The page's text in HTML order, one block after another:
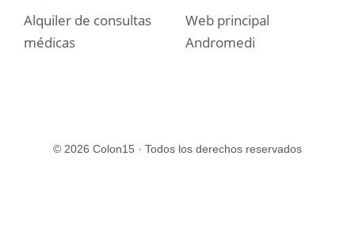
Alquiler de consultas
médicas
Web principal
Andromedi
© 2026 Colon15 · Todos los derechos reservados